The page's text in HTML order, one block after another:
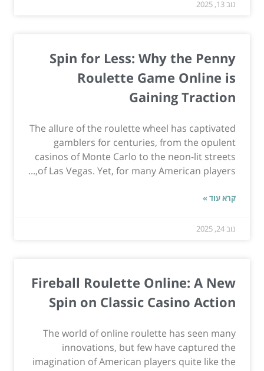
נוב 13, 2025
Spin for Less: Why the Penny
Roulette Game Online is
Gaining Traction
The allure of the roulette wheel has captivated
gamblers for centuries, from the opulent
casinos of Monte Carlo to the neon-lit streets
of Las Vegas. Yet, for many American players,...
קרא עוד »
נוב 24, 2025
Fireball Roulette Online: A New
Spin on Classic Casino Action
The world of online roulette has seen many
innovations, but few have captured the
imagination of American players quite like the